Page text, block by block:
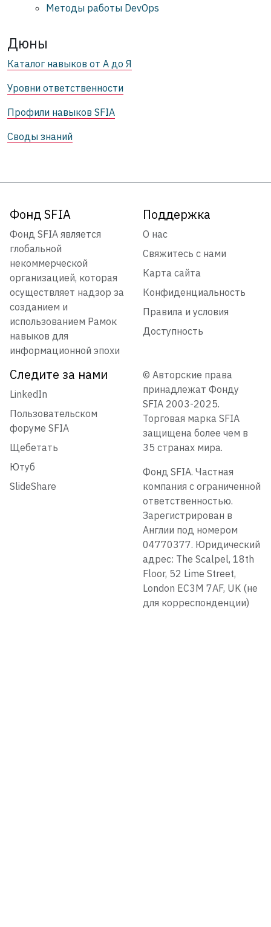
Методы работы DevOps
Дюны
Каталог навыков от А до Я
Уровни ответственности
Профили навыков SFIA
Своды знаний
Фонд SFIA
Фонд SFIA является
глобальной
некоммерческой
организацией, которая
осуществляет надзор за
созданием и
использованием Рамок
навыков для
информационной эпохи
Поддержка
О нас
Свяжитесь с нами
Карта сайта
Конфиденциальность
Правила и условия
Доступность
Следите за нами
LinkedIn
Пользовательском
форуме SFIA
Щебетать
Ютуб
SlideShare
© Авторские права
принадлежат Фонду
SFIA 2003-2025.
Торговая марка SFIA
защищена более чем в
35 странах мира.
Фонд SFIA. Частная
компания с ограниченной
ответственностью.
Зарегистрирован в
Англии под номером
04770377. Юридический
адрес: The Scalpel, 18th
Floor, 52 Lime Street,
London EC3M 7AF, UK (не
для корреспонденции)